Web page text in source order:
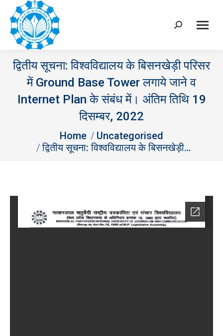
Search:
द्वितीय सूचना: विश्‍वविद्यालय के बिसनखेड़ी परिसर
में Ground Base Tower लगाये जाने व
Internet Plan के संबंध में। अंतिम तिथि 19
दिसम्‍बर, 2022
Home
Uncategorised
द्वितीय सूचना: विश्‍वविद्यालय के बिसनखेड़ी…